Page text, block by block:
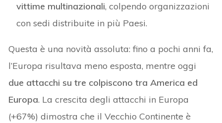
vittime multinazionali, colpendo organizzazioni
con sedi distribuite in più Paesi.
Questa è una novità assoluta: fino a pochi anni fa,
l’Europa risultava meno esposta, mentre oggi
due attacchi su tre colpiscono tra America ed
Europa. La crescita degli attacchi in Europa
(+67%) dimostra che il Vecchio Continente è